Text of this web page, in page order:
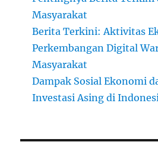
Masyarakat
Berita Terkini: Aktivitas
Perkembangan Digital
Masyarakat
Dampak Sosial Ekonomi
Investasi Asing di